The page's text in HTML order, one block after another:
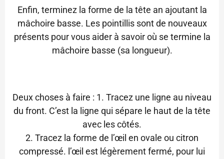
Enfin, terminez la forme de la tête an ajoutant la
mâchoire basse. Les pointillis sont de nouveaux
présents pour vous aider à savoir où se termine la
mâchoire basse (sa longueur).
Deux choses à faire : 1. Tracez une ligne au niveau
du front. C’est la ligne qui sépare le haut de la tête
avec les côtés.
2. Tracez la forme de l’œil en ovale ou citron
compressé. l’œil est légèrement fermé, pour lui